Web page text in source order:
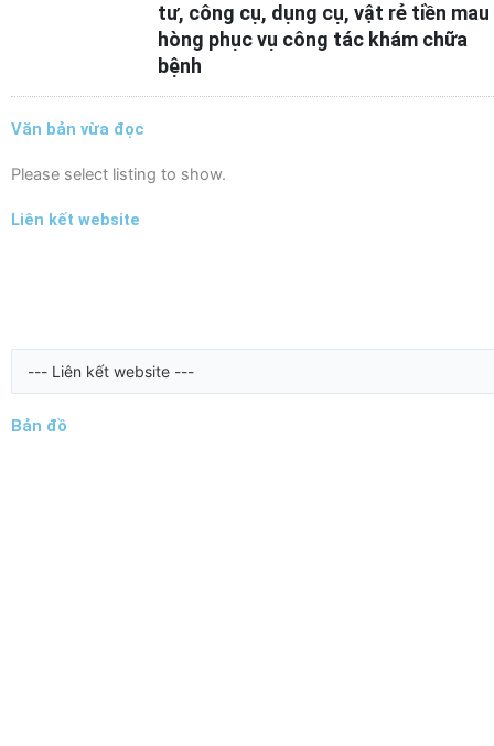
tư, công cụ, dụng cụ, vật rẻ tiền mau
hòng phục vụ công tác khám chữa
bệnh
Văn bản vừa đọc
Please select listing to show.
Liên kết website
Bản đồ